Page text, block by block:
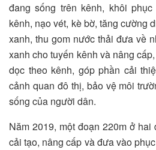
đang sống trên kênh, khôi
kênh, nạo vét, kè bờ, tăng cường
xanh, thu gom nước thải đưa về
xanh cho tuyến kênh và nâng
dọc theo kênh, góp phần cải
cảnh quan đô thị, bảo vệ môi
sống của người dân.
Năm 2019, một đoạn 220m ở
cải tạo, nâng cấp và đưa vào